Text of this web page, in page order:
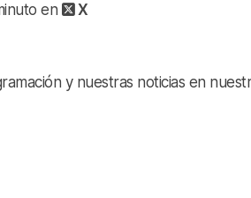
en X
y nuestras noticias en